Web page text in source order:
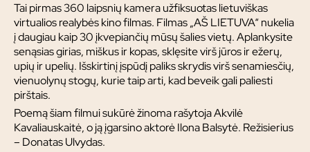
Tai pirmas 360 laipsnių kamera užfiksuotas lietuviškas
virtualios realybės kino filmas. Filmas „AŠ LIETUVA“ nukelia
į daugiau kaip 30 įkvepiančių mūsų šalies vietų. Aplankysite
senąsias girias, miškus ir kopas, sklęsite virš jūros ir ežerų,
upių ir upelių. Išskirtinį įspūdį paliks skrydis virš senamiesčių,
vienuolynų stogų, kurie taip arti, kad beveik gali paliesti
pirštais.
Poemą šiam filmui sukūrė žinoma rašytoja Akvilė
Kavaliauskaitė, o ją įgarsino aktorė Ilona Balsytė. Režisierius
– Donatas Ulvydas.